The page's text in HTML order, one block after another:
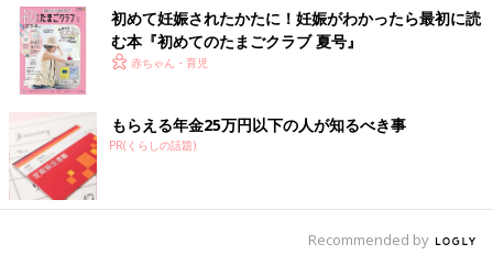
があったので、ネットである程度調べて判断基準の1つにしまし
た。姓名判断の結果の良し悪しの基準は、凶が1つもないこと。
凶でなければ大吉でも吉でもOKとしました。すべてを大吉でそ
ろえようと思うとなかなか難しいですからね。
名付けでよくある悩みごととは
初めて妊娠されたかたに！妊娠がわかったら最初に読
む本『初めてのたまごクラブ 夏号』
赤ちゃん・育児
もらえる年金25万円以下の人が知るべき事
PR(くらしの話題)
Recommended by